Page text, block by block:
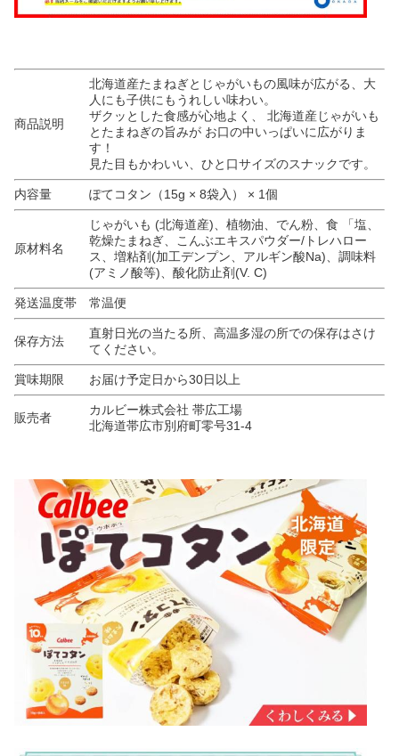
商品説明
北海道産たまねぎとじゃがいもの風味が広がる、大
人にも子供にもうれしい味わい。
ザクッとした食感が心地よく、 北海道産じゃがいも
とたまねぎの旨みが お口の中いっぱいに広がりま
す！
見た目もかわいい、ひと口サイズのスナックです。
内容量 ぽてコタン（15g × 8袋入） × 1個
原材料名
じゃがいも (北海道産)、植物油、でん粉、食 「塩、
乾燥たまねぎ、こんぶエキスパウダー/トレハロー
ス、増粘剤(加工デンプン、アルギン酸Na)、調味料
(アミノ酸等)、酸化防止剤(V. C)
発送温度帯 常温便
保存方法
直射日光の当たる所、高温多湿の所での保存はさけ
てください。
賞味期限 お届け予定日から30日以上
販売者
カルビー株式会社 帯広工場
北海道帯広市別府町零号31-4